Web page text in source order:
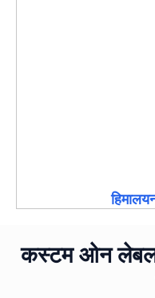
कस्टम ओन लेबल